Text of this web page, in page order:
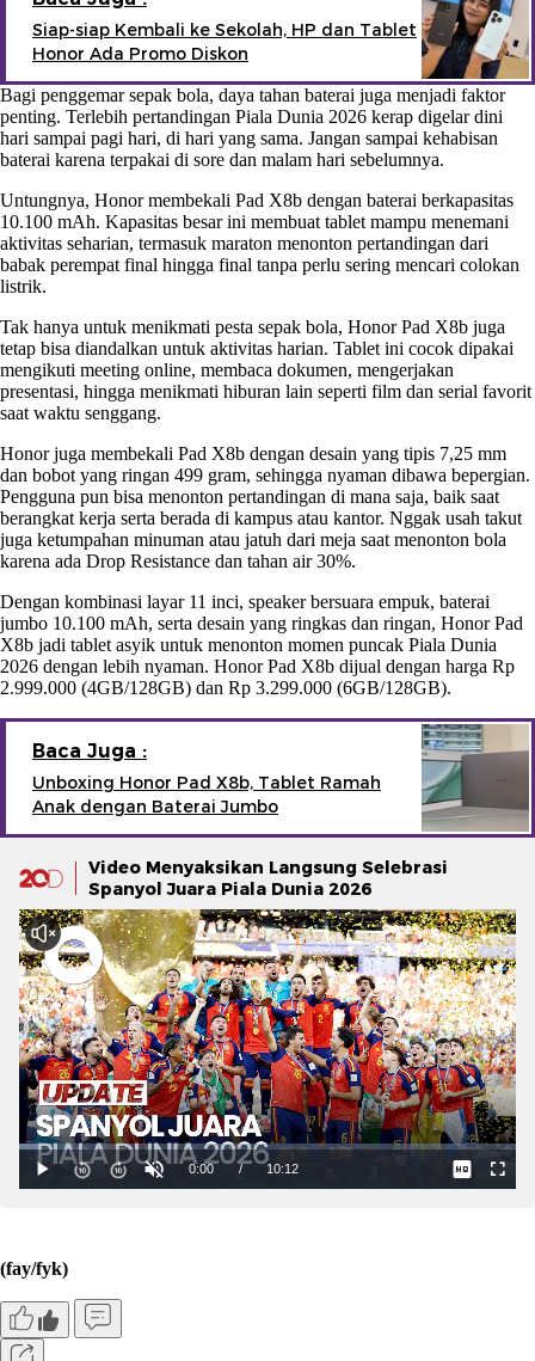
Siap-siap Kembali ke Sekolah, HP dan Tablet
Honor Ada Promo Diskon
Bagi penggemar sepak bola, daya tahan baterai juga menjadi faktor
penting. Terlebih pertandingan Piala Dunia 2026 kerap digelar dini
hari sampai pagi hari, di hari yang sama. Jangan sampai kehabisan
baterai karena terpakai di sore dan malam hari sebelumnya.
Untungnya, Honor membekali Pad X8b dengan baterai berkapasitas
10.100 mAh. Kapasitas besar ini membuat tablet mampu menemani
aktivitas seharian, termasuk maraton menonton pertandingan dari
babak perempat final hingga final tanpa perlu sering mencari colokan
listrik.
Tak hanya untuk menikmati pesta sepak bola, Honor Pad X8b juga
tetap bisa diandalkan untuk aktivitas harian. Tablet ini cocok dipakai
mengikuti meeting online, membaca dokumen, mengerjakan
presentasi, hingga menikmati hiburan lain seperti film dan serial favorit
saat waktu senggang.
Honor juga membekali Pad X8b dengan desain yang tipis 7,25 mm
dan bobot yang ringan 499 gram, sehingga nyaman dibawa bepergian.
Pengguna pun bisa menonton pertandingan di mana saja, baik saat
berangkat kerja serta berada di kampus atau kantor. Nggak usah takut
juga ketumpahan minuman atau jatuh dari meja saat menonton bola
karena ada Drop Resistance dan tahan air 30%.
Dengan kombinasi layar 11 inci, speaker bersuara empuk, baterai
jumbo 10.100 mAh, serta desain yang ringkas dan ringan, Honor Pad
X8b jadi tablet asyik untuk menonton momen puncak Piala Dunia
2026 dengan lebih nyaman. Honor Pad X8b dijual dengan harga Rp
2.999.000 (4GB/128GB) dan Rp 3.299.000 (6GB/128GB).
Baca Juga :
Unboxing Honor Pad X8b, Tablet Ramah
Anak dengan Baterai Jumbo
Video Menyaksikan Langsung Selebrasi
Spanyol Juara Piala Dunia 2026
(fay/fyk)